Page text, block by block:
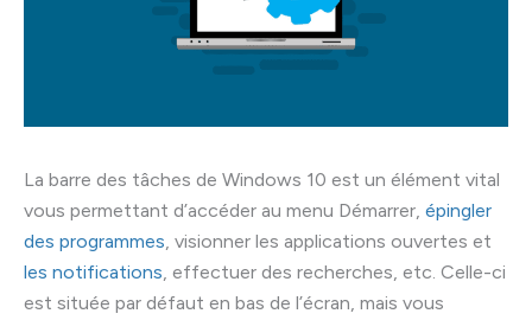
La barre des tâches de Windows 10 est un élément vital
vous permettant d’accéder au menu Démarrer, épingler
des programmes, visionner les applications ouvertes et
les notifications, effectuer des recherches, etc. Celle-ci
est située par défaut en bas de l’écran, mais vous